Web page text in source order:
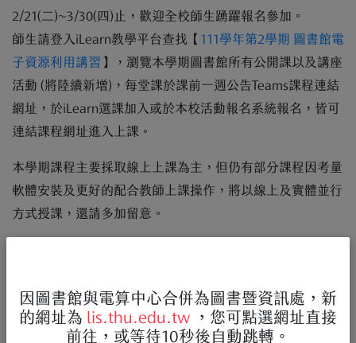
2/21(二)~3/30(四)止，歡迎全校師生踴躍報名參加。
師生請登入iLearn教學平台查找【 111學年第2學期 圖書館電
子資源利用講習 】，瀏覽本學期圖書館所有公開課以及講座
活動 (將陸續新增)，每堂課於課前一週公告Teams課程連結
網址，於iLearn選課加入或於本校活動報名系統報名，皆可
連結課程網址進入上課。
本學期課程主要採取線上上課為主，但仍有部分課程因考量
軟體安裝及更好的配合教師上課操作，將以線上及實體並行
方式授課，還請多加留意。
因圖書館與電算中心合併為圖書暨資訊處，新
的網址為 lis.thu.edu.tw ，您可點選網址直接
前往，或等待10秒後自動跳轉。